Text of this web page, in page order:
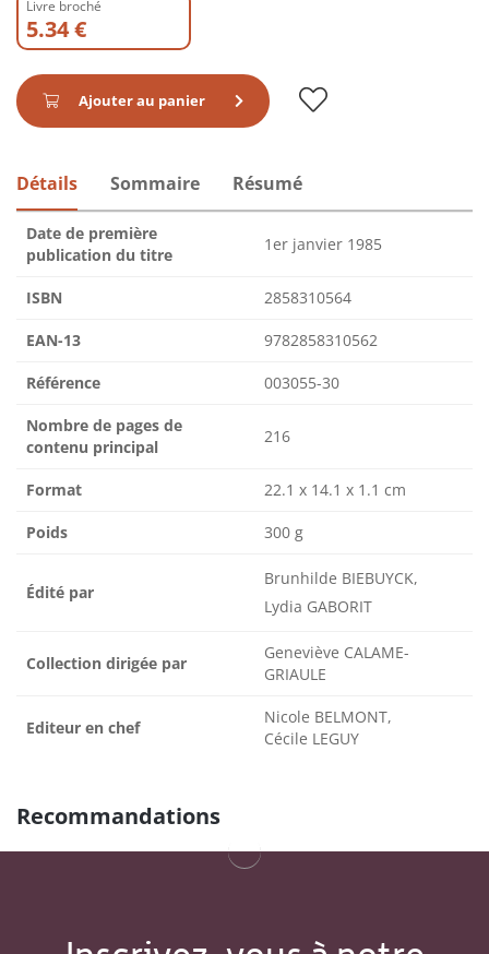
Livre broché
5.34 €
Ajouter au panier
Détails Sommaire Résumé
Date de première
publication du titre
1er janvier 1985
ISBN 2858310564
EAN-13 9782858310562
Référence 003055-30
Nombre de pages de
contenu principal
216
Format 22.1 x 14.1 x 1.1 cm
Poids 300 g
Édité par
Brunhilde BIEBUYCK,
Lydia GABORIT
Collection dirigée par
Geneviève CALAME-
GRIAULE
Editeur en chef
Nicole BELMONT,
Cécile LEGUY
Recommandations